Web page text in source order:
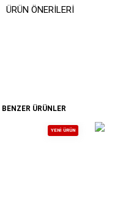
ÜRÜN ÖNERILERI
BENZER ÜRÜNLER
YENI ÜRÜN